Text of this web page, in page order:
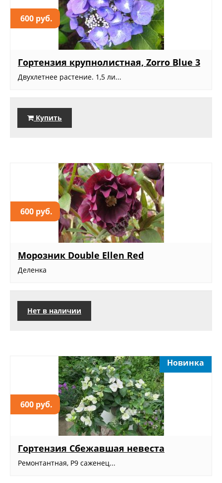
600 руб.
Гортензия крупнолистная, Zorro Blue 3
Двухлетнее растение. 1,5 ли...
Купить
600 руб.
Морозник Double Ellen Red
Деленка
Нет в наличии
600 руб.
Новинка
Гортензия Сбежавшая невеста
Ремонтантная, Р9 саженец...